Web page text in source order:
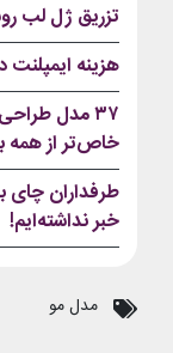
تزریق ژل لب
هزینه ایمپلنت دندان
۳۷ مدل
خاص‌تر از همه
طرفداران چای
خبر نداشته‌ایم!
مدل مو